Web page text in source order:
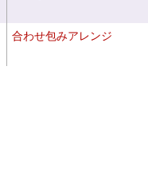
合わせ包みアレンジ